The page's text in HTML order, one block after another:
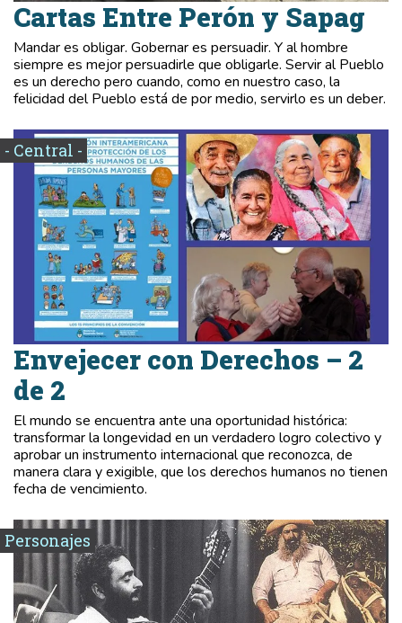
Cartas Entre Perón y Sapag
Mandar es obligar. Gobernar es persuadir. Y al hombre
siempre es mejor persuadirle que obligarle. Servir al Pueblo
es un derecho pero cuando, como en nuestro caso, la
felicidad del Pueblo está de por medio, servirlo es un deber.
- Central -
Envejecer con Derechos – 2
de 2
El mundo se encuentra ante una oportunidad histórica:
transformar la longevidad en un verdadero logro colectivo y
aprobar un instrumento internacional que reconozca, de
manera clara y exigible, que los derechos humanos no tienen
fecha de vencimiento.
Personajes